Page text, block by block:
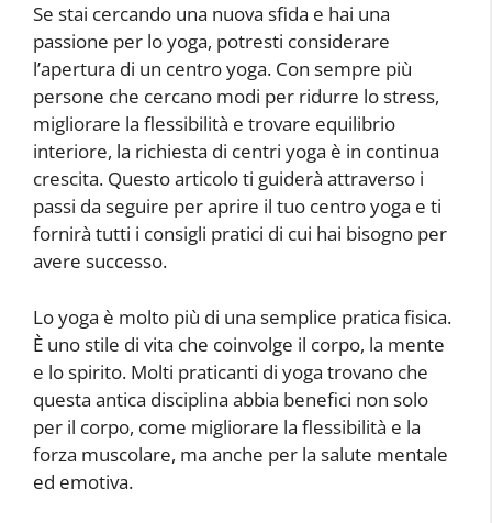
Se stai cercando una nuova sfida e hai una
passione per lo yoga, potresti considerare
l’apertura di un centro yoga. Con sempre più
persone che cercano modi per ridurre lo stress,
migliorare la flessibilità e trovare equilibrio
interiore, la richiesta di centri yoga è in continua
crescita. Questo articolo ti guiderà attraverso i
passi da seguire per aprire il tuo centro yoga e ti
fornirà tutti i consigli pratici di cui hai bisogno per
avere successo.
Lo yoga è molto più di una semplice pratica fisica.
È uno stile di vita che coinvolge il corpo, la mente
e lo spirito. Molti praticanti di yoga trovano che
questa antica disciplina abbia benefici non solo
per il corpo, come migliorare la flessibilità e la
forza muscolare, ma anche per la salute mentale
ed emotiva.